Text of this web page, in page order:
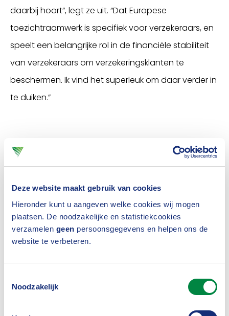
Deze website maakt gebruik van cookies
Hieronder kunt u aangeven welke cookies wij mogen
plaatsen. De noodzakelijke en statistiekcookies
verzamelen geen persoonsgegevens en helpen ons de
website te verbeteren.
Noodzakelijk
daarbij hoort”, legt ze uit. “Dat Europese
toezichtraamwerk is specifiek voor verzekeraars, en
speelt een belangrijke rol in de financiële stabiliteit
van verzekeraars om verzekeringsklanten te
beschermen. Ik vind het superleuk om daar verder in
te duiken.”
Meer zicht op het
verzekeringslandschap
De aanleiding om mee te doen aan de Tour de
Branche, de tweedaagse onboarding voor starters
en zij-instromers, kwam van dichtbij. De CFRO, met
was ik met hem eens, dus schreef ik mij in.”